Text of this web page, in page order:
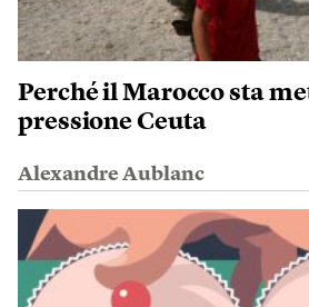
Perché il Marocco sta
pressione Ceuta
Alexandre Aublanc